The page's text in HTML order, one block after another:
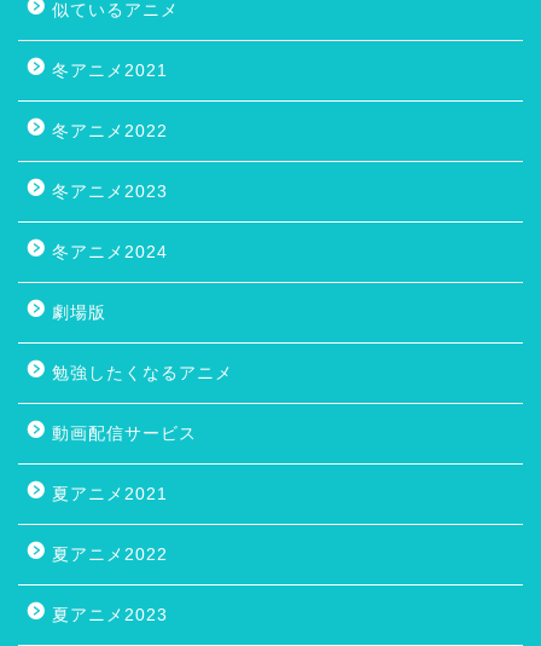
似ているアニメ
冬アニメ2021
冬アニメ2022
冬アニメ2023
冬アニメ2024
劇場版
勉強したくなるアニメ
動画配信サービス
夏アニメ2021
夏アニメ2022
夏アニメ2023